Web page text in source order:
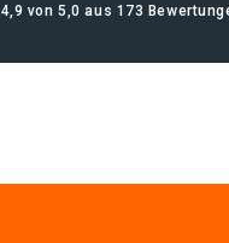
4,9 von 5,0 aus 173